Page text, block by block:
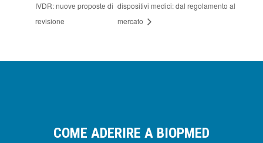
IVDR: nuove proposte di
revisione
dispositivi medici: dal regolamento al
mercato
COME ADERIRE A BIOPMED